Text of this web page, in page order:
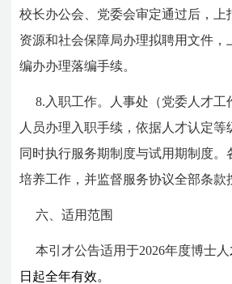
校长办公会、党委会审定通过后，上
资源和社会保障局办理拟聘用文件，
编办办理落编手续。
8.入职工作。人事处（党委人才工
人员办理入职手续，依据人才认定等
同时执行服务期制度与试用期制度。
培养工作，并监督服务协议全部条款
六、适用范围
本引才公告适用于2026年度博士人
日起全年有效。